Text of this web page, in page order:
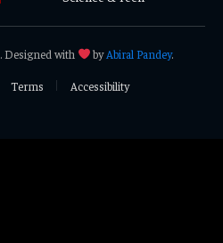
. Designed with byAbiral Pandey.
Terms Accessibility